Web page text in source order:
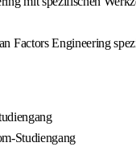
Engineering
Studiengang